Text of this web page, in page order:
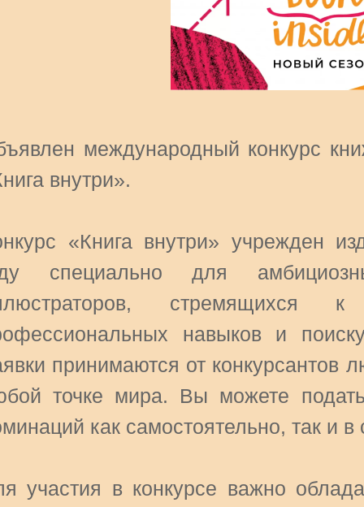
международный конкурс
внутри».
«Книга внутри» учрежден
специально для
стремящихся к
навыков и
принимаются от конкурсантов
точке мира. Вы можете
как самостоятельно, так и в
участия в конкурсе важно